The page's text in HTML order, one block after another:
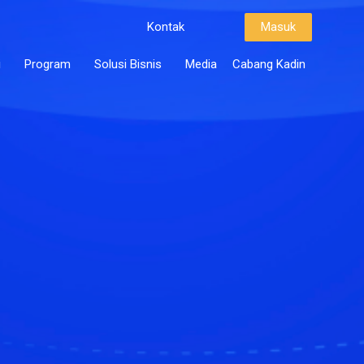
Kontak Masuk
Program Solusi Bisnis Media Cabang Kadin